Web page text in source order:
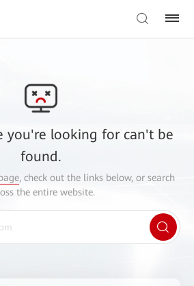
you're looking for can't be
found.
, check out the links below, or search
the entire website.